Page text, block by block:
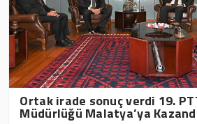
Ortak irade sonuç verdi 19.
Müdürlüğü Malatya’ya